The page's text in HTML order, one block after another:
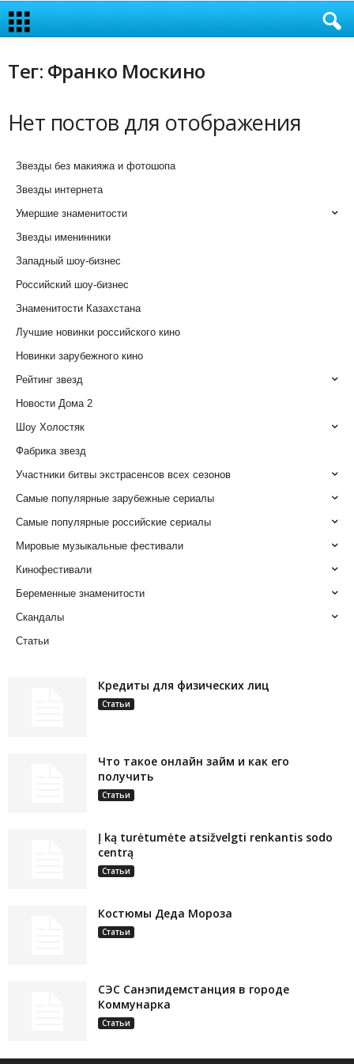
Тег: Франко Москино
Нет постов для отображения
Звезды без макияжа и фотошопа
Звезды интернета
Умершие знаменитости
Звезды именинники
Западный шоу-бизнес
Российский шоу-бизнес
Знаменитости Казахстана
Лучшие новинки российского кино
Новинки зарубежного кино
Рейтинг звезд
Новости Дома 2
Шоу Холостяк
Фабрика звезд
Участники битвы экстрасенсов всех сезонов
Самые популярные зарубежные сериалы
Самые популярные российские сериалы
Мировые музыкальные фестивали
Кинофестивали
Беременные знаменитости
Скандалы
Статьи
Кредиты для физических лиц
Статьи
Что такое онлайн займ и как его
получить
Статьи
Į ką turėtumėte atsižvelgti renkantis sodo
centrą
Статьи
Костюмы Деда Мороза
Статьи
СЭС Санэпидемстанция в городе
Коммунарка
Статьи